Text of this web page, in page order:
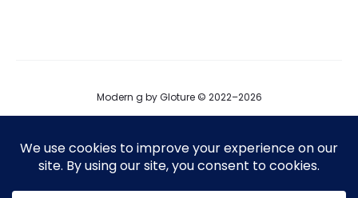
Modern g by Gloture © 2022–2026
運営会社